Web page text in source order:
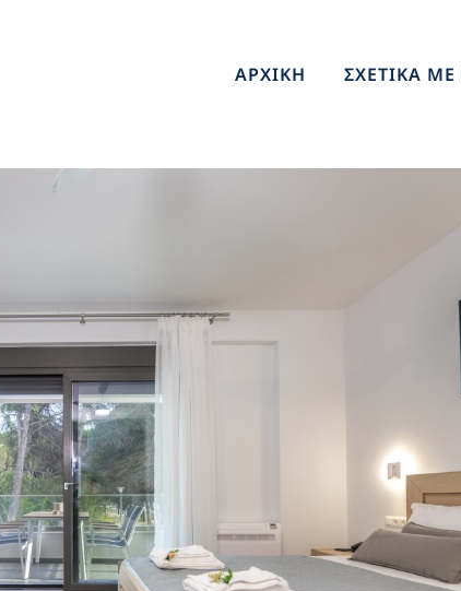
ΑΡΧΙΚΗ ΣΧΕΤΙΚΑ